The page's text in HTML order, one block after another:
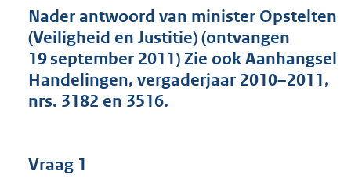
t
e
:
4
3
K
Nader antwoord van minister Opstelten
(Veiligheid en Justitie) (ontvangen
19 september 2011) Zie ook Aanhangsel
Handelingen, vergaderjaar 2010–2011,
nrs. 3182 en 3516.
Vraag 1